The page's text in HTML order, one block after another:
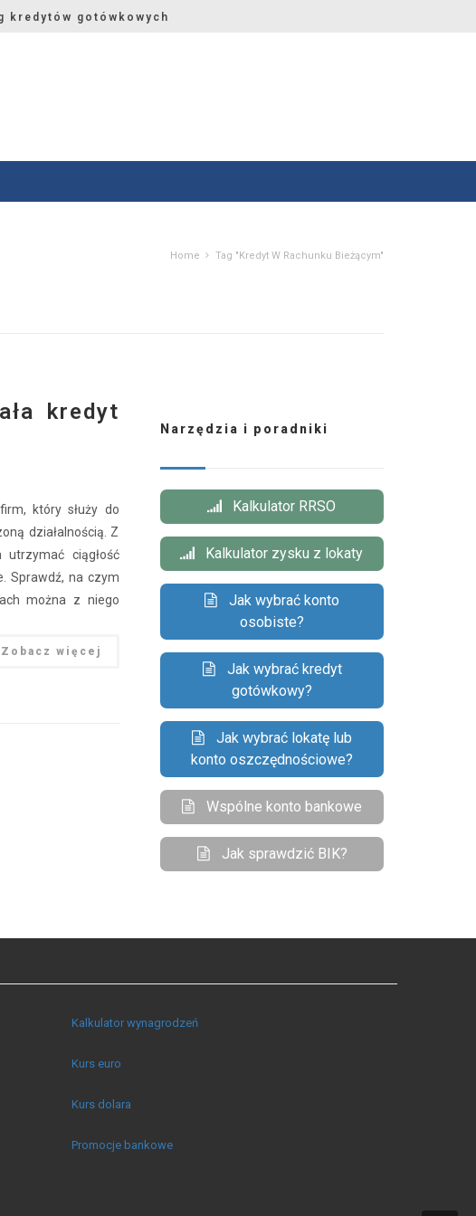
kredytów gotówkowych
Home Tag "kredyt W Rachunku Bieżącym"
kredyt
który służy do
działalnością. Z
ciągłość
Sprawdź, na czym
można z niego
Zobacz więcej
Narzędzia i poradniki
Kalkulator RRSO
Kalkulator zysku z lokaty
Jak wybrać konto
osobiste?
Jak wybrać kredyt
gotówkowy?
Jak wybrać lokatę lub
konto oszczędnościowe?
Wspólne konto bankowe
Jak sprawdzić BIK?
Kalkulator wynagrodzeń
Kurs euro
Kurs dolara
Promocje bankowe